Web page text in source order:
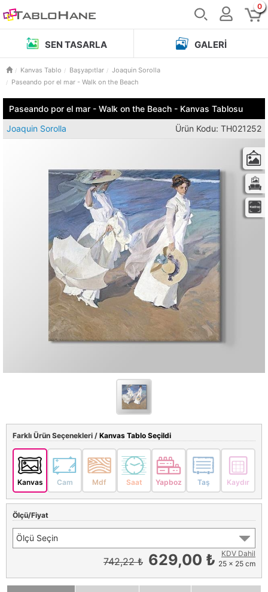
0
SEN TASARLA GALERI
Kanvas Tablo Başyapıtlar
Joaquin Sorolla
Paseando por el mar - Walk on the Beach
Paseando por el mar - Walk on the Beach - Kanvas Tablosu
Joaquin Sorolla
Ürün Kodu: TH021252
Farklı Ürün Seçenekleri / Kanvas Tablo Seçildi
Kanvas Cam Mdf Saat Yapboz Taş Kaydır
Ölçü/Fiyat
Ölçü Seçin
742,22 ₺ 629,00 ₺
KDV Dahil
25 x 25 cm